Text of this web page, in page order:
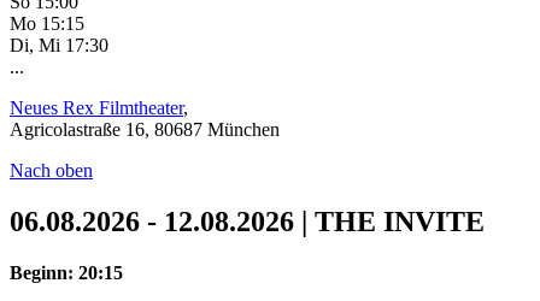
Mo 15:15
Di, Mi 17:30
...
Neues Rex Filmtheater,
Agricolastraße 16, 80687 München
Nach oben
06.08.2026 - 12.08.2026 | THE INVITE
Beginn: 20:15